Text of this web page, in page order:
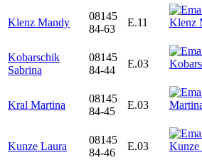
Klenz Mandy
08145
84-63
E.11
Kobarschik
Sabrina
08145
84-44
E.03
Kral Martina
08145
84-45
E.03
Kunze Laura
08145
84-46
E.03